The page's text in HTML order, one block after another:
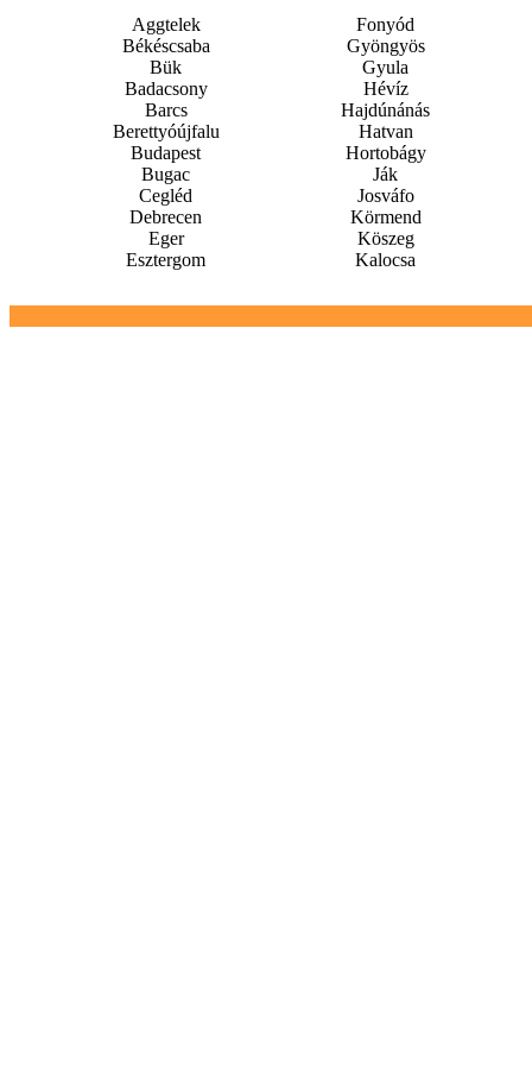
Aggtelek
Fonyód
Békéscsaba
Gyöngyös
Bük
Gyula
Badacsony
Hévíz
Barcs
Hajdúnánás
Berettyóújfalu
Hatvan
Budapest
Hortobágy
Bugac
Ják
Cegléd
Josváfo
Debrecen
Körmend
Eger
Köszeg
Esztergom
Kalocsa